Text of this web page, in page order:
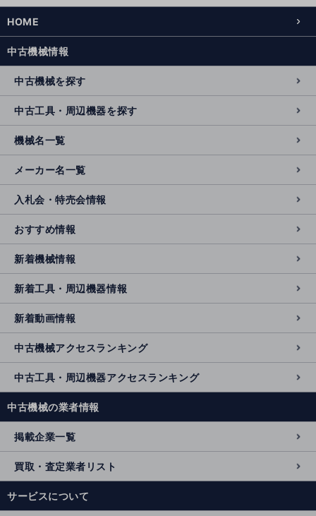
絞り込む クリア
HOME
中古機械情報
中古機械を探す
中古工具・周辺機器を探す
機械名一覧
メーカー名一覧
入札会・特売会情報
おすすめ情報
新着機械情報
新着工具・周辺機器情報
新着動画情報
中古機械アクセスランキング
中古工具・周辺機器アクセスランキング
中古機械の業者情報
掲載企業一覧
買取・査定業者リスト
サービスについて